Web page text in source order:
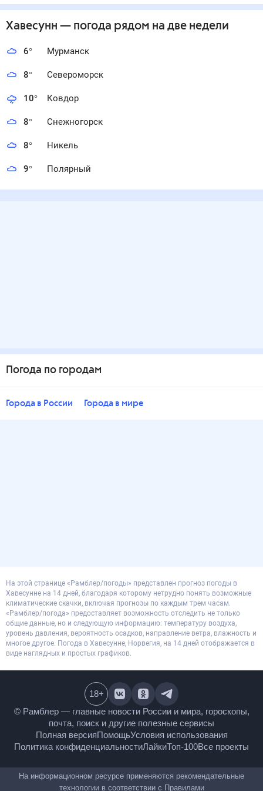
Хавесунн — погода рядом на две недели
6° Мурманск
8° Североморск
10° Ковдор
8° Снежногорск
8° Никель
9° Полярный
Погода по городам
Города в России Города в мире
На этой странице «Рамблер/погоды» представлен прогноз погоды в
Хавесунне на 14 дней, благодаря которому нетрудно понять возможные
климатические скачки, включая прогнозы по каждым трем часам.
«Рамблер/погода» предоставляет возможность отследить не только
общие данные, но и следующую информацию: температуру воздуха,
уровень давления, вероятность осадков, направление ветра, влажность и
многое другое. Погода в Хавесунне, Норвегия, на 14 дней отображается в
виде наглядных и простых графиков.
© Рамблер — главные новости России и мира,
гороскопы, почта, поиск и другие полезные сервисы
Полная версияПомощьУсловия использования
Политика конфиденциальностиЛайкиТоп-100
18+
На информационном ресурсе применяются